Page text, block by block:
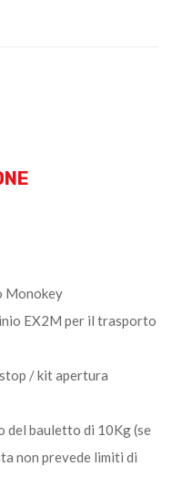
Monokey
EX2M per il trasporto
/ kit apertura
del bauletto di 10Kg (se
non prevede limiti di